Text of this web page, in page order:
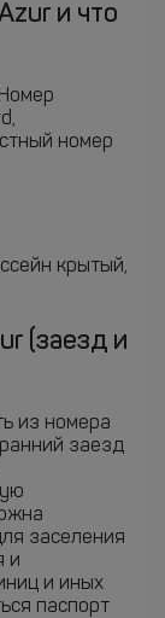
и что
номер
крытый,
(заезд и
из номера
заезд
заселения
и
и иных
паспорт